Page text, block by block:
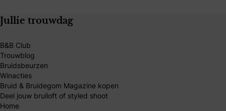
Jullie trouwdag
B&B Club
Trouwblog
Bruidsbeurzen
Winacties
Bruid & Bruidegom Magazine kopen
Deel jouw bruiloft of styled shoot
Home